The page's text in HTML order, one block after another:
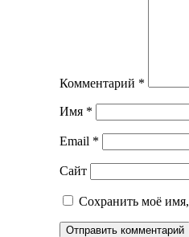
Комментарий *
Имя *
Email *
Сайт
Сохранить моё